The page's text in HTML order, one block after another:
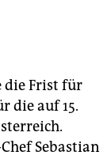
die Frist für
die auf 15.
Sebastian